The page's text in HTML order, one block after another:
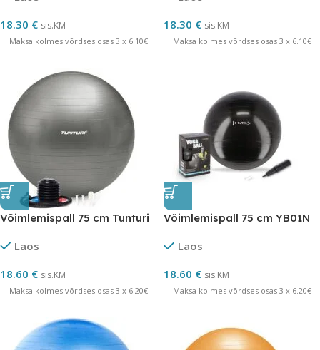
18.30 € sis.KM
Maksa kolmes võrdses osas 3 x 6.10€
18.30 € sis.KM
Maksa kolmes võrdses osas 3 x 6.10€
Võimlemispall 75 cm Tunturi
Laos
18.60 € sis.KM
Maksa kolmes võrdses osas 3 x 6.20€
Võimlemispall 75 cm YB01N
Laos
18.60 € sis.KM
Maksa kolmes võrdses osas 3 x 6.20€